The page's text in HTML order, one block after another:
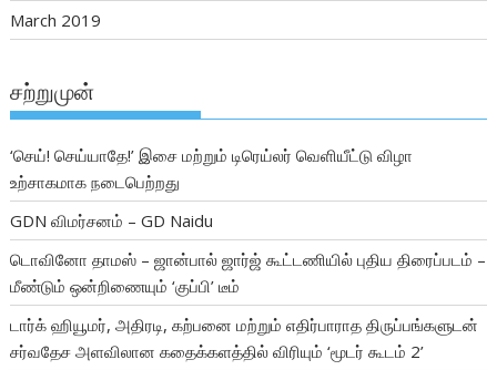
March 2019
சற்றுமுன்
‘செய்! செய்யாதே!’ இசை மற்றும் டிரெய்லர் வெளியீட்டு விழா
உற்சாகமாக நடைபெற்றது
GDN விமர்சனம் – GD Naidu
டொவினோ தாமஸ் – ஜான்பால் ஜார்ஜ் கூட்டணியில் புதிய திரைப்படம் –
மீண்டும் ஒன்றிணையும் ‘குப்பி’ டீம்
டார்க் ஹியூமர், அதிரடி, கற்பனை மற்றும் எதிர்பாராத திருப்பங்களுடன்
சர்வதேச அளவிலான கதைக்களத்தில் விரியும் ‘மூடர் கூடம் 2’